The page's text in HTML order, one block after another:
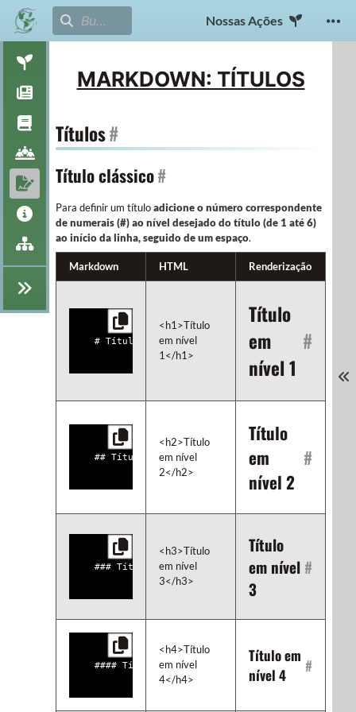
Nossas Ações
MARKDOWN: TÍTULOS
Títulos#
Título clássico#
Para definir um títuloadicione o número correspondente
de numerais (#) ao nível desejado do título (de 1 até 6)
ao início da linha, seguido de um espaço.
Markdown HTML Renderização
<h1>Título
em nível
1</h1>
Título
em
nível 1
#
<h2>Título
em nível
2</h2>
Título
em
nível 2
#
<h3>Título
em nível
3</h3>
Título
em nível
3
#
<h4>Título
em nível
4</h4>
Título em
nível 4
#